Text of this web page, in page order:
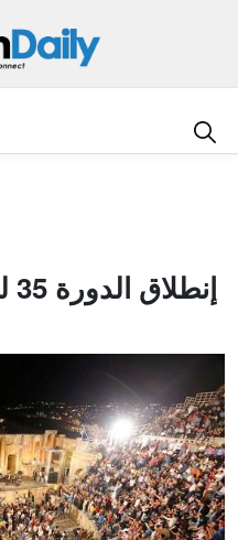
إنطلاق الدورة 35 لمهرجان جرش اليوم